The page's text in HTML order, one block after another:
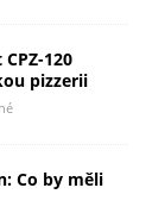
120
pizzerii
Co by měli